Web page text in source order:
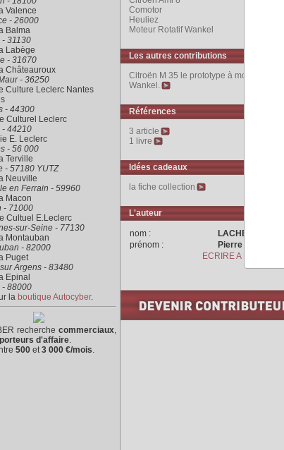
Comotor
Heuliez
Moteur Rotatif Wankel
Les autres contributions
Citroën M 35 le prototype à moteur Rotatif
Wankel.
Références
3 article
1 livre
Idées cadeaux
la fiche collection
L'auteur
nom :
LACHET
prénom :
Pierre
ECRIRE A L'AUTEUR
Valence
- 26000
Balma
- 31130
Labège
- 31670
Châteauroux
- 36250
Culture Leclerc Nantes
- 44300
Culturel Leclerc
- 44210
E. Leclerc
- 56 000
Terville
- 57180 YUTZ
Neuville
en Ferrain - 59960
Macon
- 71000
Cultuel E.Leclerc
sur-Seine - 77130
Montauban
- 82000
Puget
Argens - 83480
Epinal
- 88000
la boutique Autocyber.
recherche commerciaux,
d'affaire.
500 et3 000 €/mois.